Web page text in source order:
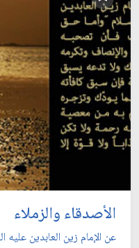
الأصدقاء والزملاء
عن الإمام زين العابدين